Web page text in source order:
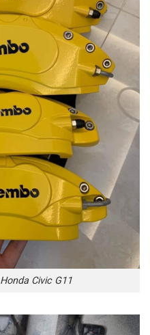
Civic G11